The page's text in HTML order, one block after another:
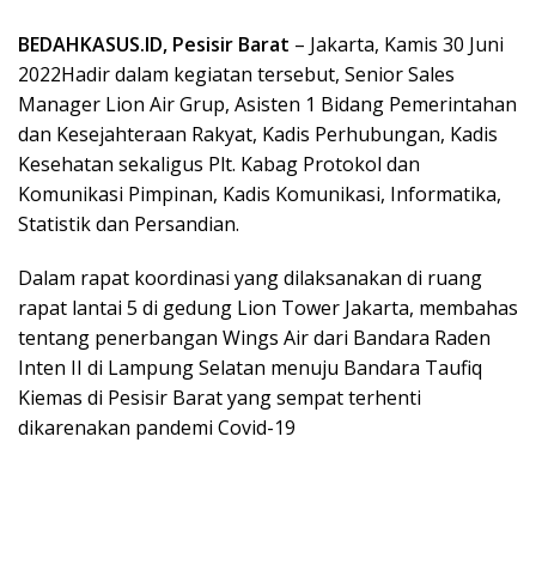
BEDAHKASUS.ID, Pesisir Barat – Jakarta, Kamis 30 Juni
2022Hadir dalam kegiatan tersebut, Senior Sales
Manager Lion Air Grup, Asisten 1 Bidang Pemerintahan
dan Kesejahteraan Rakyat, Kadis Perhubungan, Kadis
Kesehatan sekaligus Plt. Kabag Protokol dan
Komunikasi Pimpinan, Kadis Komunikasi, Informatika,
Statistik dan Persandian.
Dalam rapat koordinasi yang dilaksanakan di ruang
rapat lantai 5 di gedung Lion Tower Jakarta, membahas
tentang penerbangan Wings Air dari Bandara Raden
Inten II di Lampung Selatan menuju Bandara Taufiq
Kiemas di Pesisir Barat yang sempat terhenti
dikarenakan pandemi Covid-19